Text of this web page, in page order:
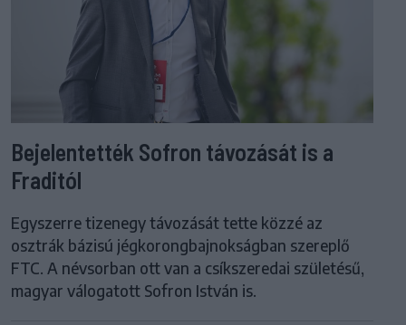
Bejelentették Sofron távozását is a
Fraditól
Egyszerre tizenegy távozását tette közzé az
osztrák bázisú jégkorongbajnokságban szereplő
FTC. A névsorban ott van a csíkszeredai születésű,
magyar válogatott Sofron István is.